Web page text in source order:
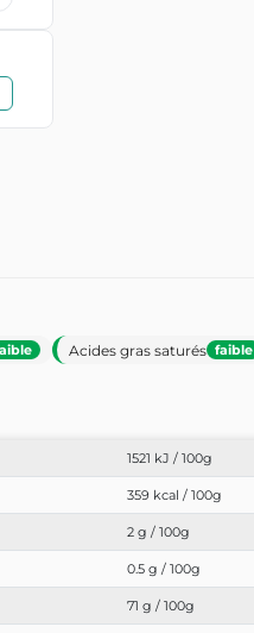
Acides gras saturés faible
1521 kJ / 100g
359 kcal / 100g
2 g / 100g
0.5 g / 100g
71 g / 100g